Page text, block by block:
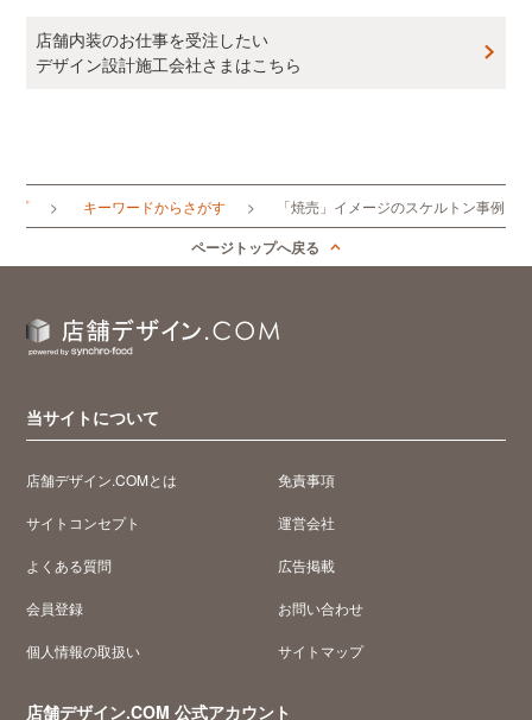
店舗内装のお仕事を受注したい
デザイン設計施工会社さまはこちら
プ キーワードからさがす 「焼売」イメージのスケルトン事例
ページトップへ戻る
当サイトについて
店舗デザイン.COMとは
サイトコンセプト
よくある質問
会員登録
個人情報の取扱い
免責事項
運営会社
広告掲載
お問い合わせ
サイトマップ
店舗デザイン.COM 公式アカウント